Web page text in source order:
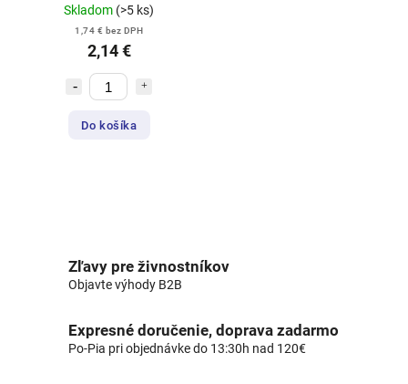
Skladom (>5 ks)
1,74 € bez DPH
2,14 €
Do košíka
Zľavy pre živnostníkov
Objavte výhody B2B
Expresné doručenie, doprava zadarmo
Po-Pia pri objednávke do 13:30h nad 120€